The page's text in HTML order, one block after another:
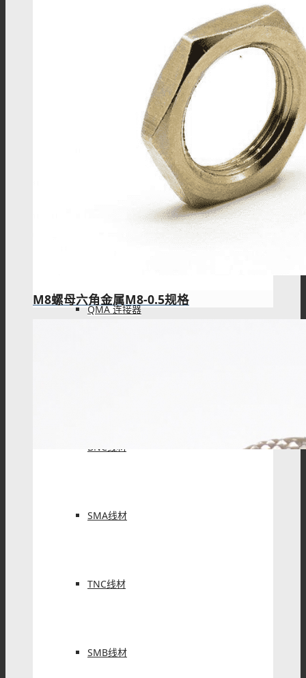
L9(1.6/5.6)连接器
QMA 连接器
BNC线材
SMA线材
TNC线材
SMB线材
M8螺母六角金属M8-0.5规格